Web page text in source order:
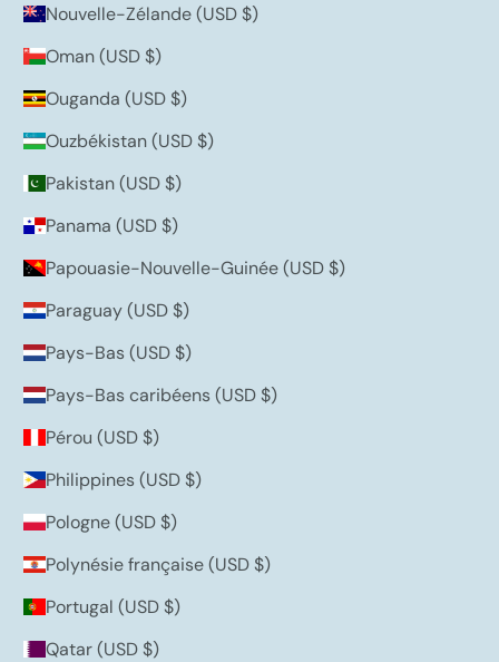
Nouvelle-Zélande (USD $)
Oman (USD $)
Ouganda (USD $)
Ouzbékistan (USD $)
Pakistan (USD $)
Panama (USD $)
Papouasie-Nouvelle-Guinée (USD $)
Paraguay (USD $)
Pays-Bas (USD $)
Pays-Bas caribéens (USD $)
Pérou (USD $)
Philippines (USD $)
Pologne (USD $)
Polynésie française (USD $)
Portugal (USD $)
Qatar (USD $)